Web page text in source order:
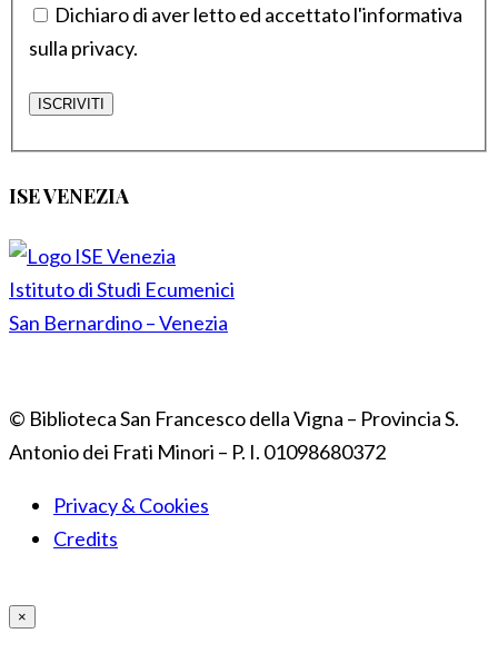
Dichiaro di aver letto ed accettato l'informativa
sulla privacy.
ISE VENEZIA
Istituto di Studi Ecumenici
San Bernardino – Venezia
© Biblioteca San Francesco della Vigna – Provincia S.
Antonio dei Frati Minori – P. I. 01098680372
Privacy & Cookies
Credits
×